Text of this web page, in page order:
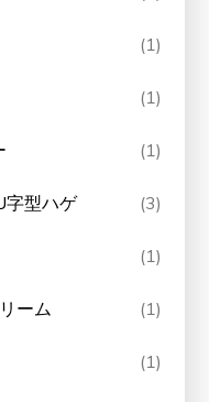
(1)
(1)
(1)
字型ハゲ (3)
(1)
ーム (1)
(1)